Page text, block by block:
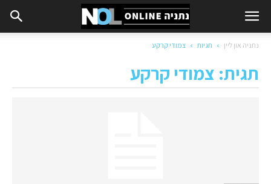
נתניה און ליין תגיות צמודי קרקע
תגית: צמודי קרקע